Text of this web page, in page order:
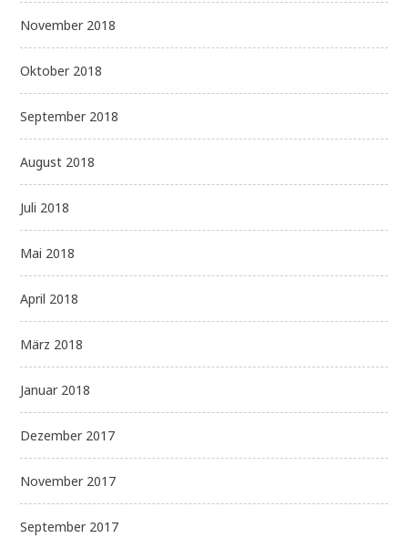
November 2018
Oktober 2018
September 2018
August 2018
Juli 2018
Mai 2018
April 2018
März 2018
Januar 2018
Dezember 2017
November 2017
September 2017